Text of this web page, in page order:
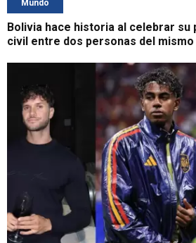
Mundo
Bolivia hace historia al celebrar su
civil entre dos personas del mismo